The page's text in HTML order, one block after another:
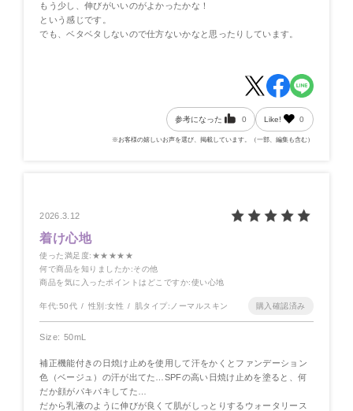
もう少し、伸びがいいのがよかったかな！
という感じです。
でも、ベタベタしないので仕方ないかなと思ったりしています。
参考になった 0 Like! 0
※お客様の嬉しいお声を選び、掲載しています。（一部、編集も含む）
2026.3.12
着け心地
使った満足度:★★★★★
何で商品を知りましたか:その他
商品を気に入ったポイントはどこですか:使い心地
年代:50代 性別:女性 肌タイプ: ノーマルスキン
Size: 50mL
補正機能付きの日焼け止めを使用して汗をかくとファンデーション
色（ベージュ）の汗が出てた…SPFの高い日焼け止めを塗ると、何
だか顔がパキパキしてた…
だから乳液のように伸びが良くて肌がしっとりするウォータリース